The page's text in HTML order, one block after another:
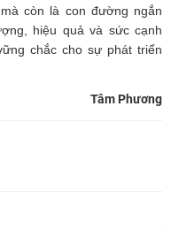
còn là con đường ngắn
hiệu quả và sức cạnh
chắc cho sự phát triển
Tâm Phương